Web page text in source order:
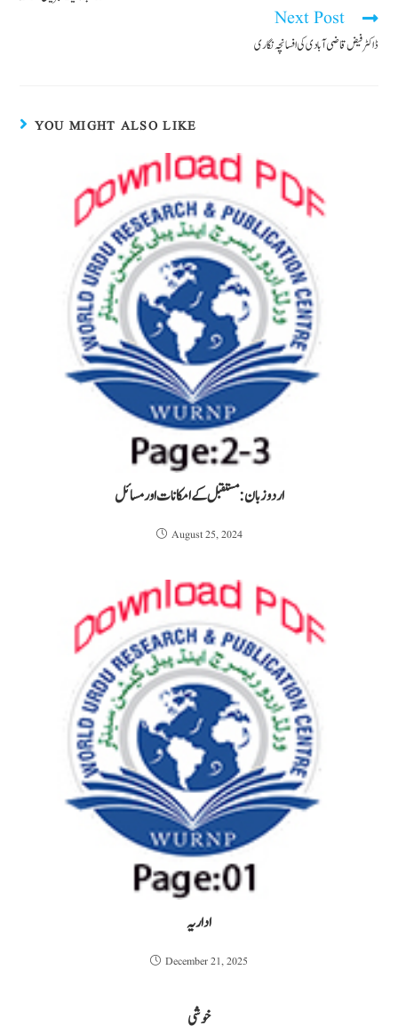
Next Post
ڈاکٹر فیض قاضی آبادی کی افسانچہ نگاری
YOU MIGHT ALSO LIKE
اردو زبان: مستقبل کے امکانات اور مسائل
August 25, 2024
اداریہ
December 21, 2025
خوشی